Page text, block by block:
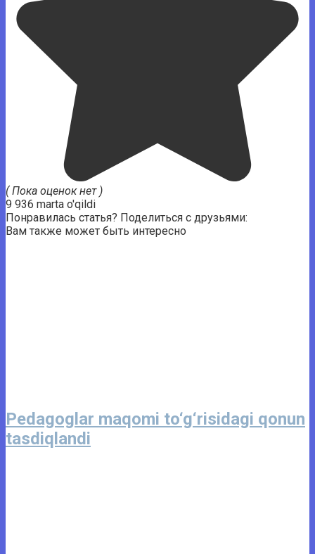
( Пока оценок нет )
9 936 marta o'qildi
Понравилась статья? Поделиться с друзьями:
Вам также может быть интересно
Pedagoglar maqomi to‘g‘risidagi qonun
tasdiqlandi